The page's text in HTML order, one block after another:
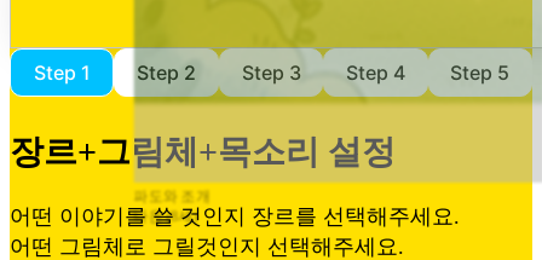
파도와 조개
나은 (8세)
Step 1 Step 2 Step 3 Step 4 Step 5
장르+그림체+목소리 설정
어떤 이야기를 쓸 것인지 장르를 선택해주세요.
어떤 그림체로 그릴것인지 선택해주세요.